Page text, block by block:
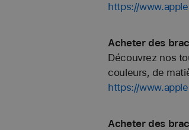
https://
Acheter des
Découvrez nos
couleurs, de
https://
Acheter des